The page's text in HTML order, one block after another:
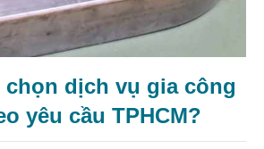
chọn dịch vụ gia công
yêu cầu TPHCM?